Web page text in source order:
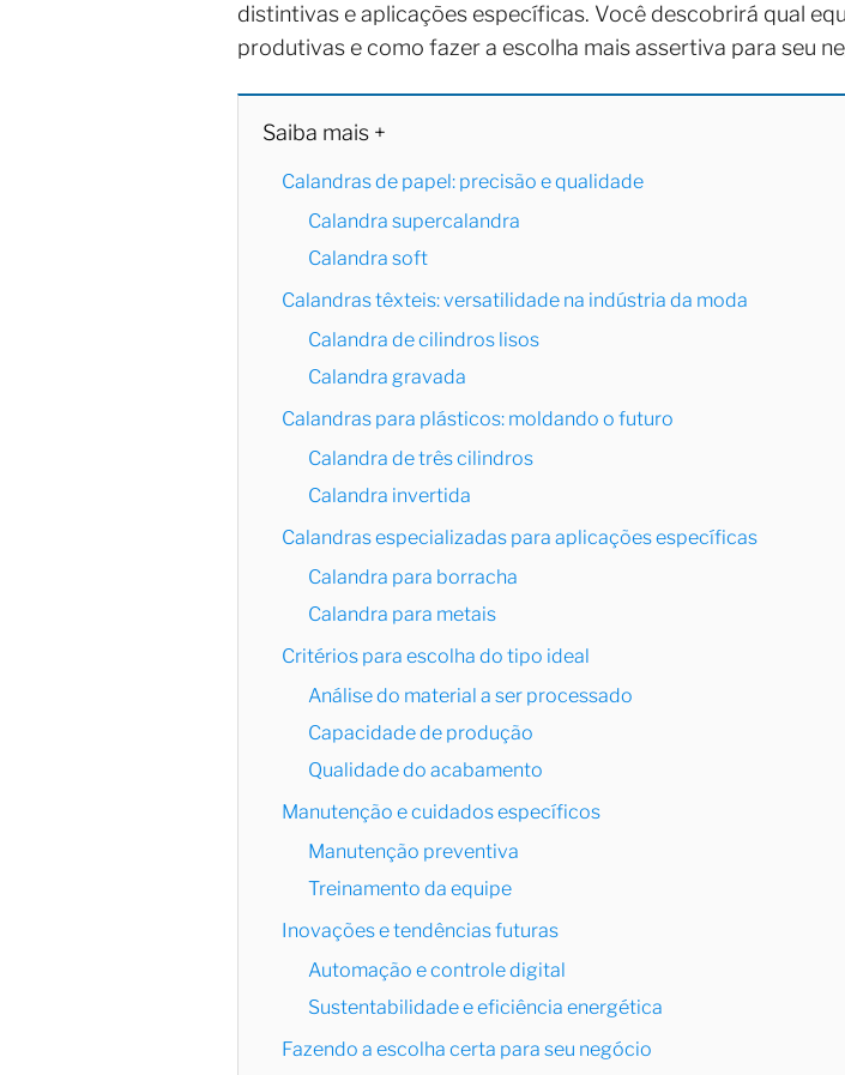
distintivas e aplicações específicas. Você descobrirá qual
produtivas e como fazer a escolha mais assertiva para seu
Saiba mais +
Calandras de papel: precisão e qualidade
Calandra supercalandra
Calandra soft
Calandras têxteis: versatilidade na indústria da moda
Calandra de cilindros lisos
Calandra gravada
Calandras para plásticos: moldando o futuro
Calandra de três cilindros
Calandra invertida
Calandras especializadas para aplicações específicas
Calandra para borracha
Calandra para metais
Critérios para escolha do tipo ideal
Análise do material a ser processado
Capacidade de produção
Qualidade do acabamento
Manutenção e cuidados específicos
Manutenção preventiva
Treinamento da equipe
Inovações e tendências futuras
Automação e controle digital
Sustentabilidade e eficiência energética
Fazendo a escolha certa para seu negócio